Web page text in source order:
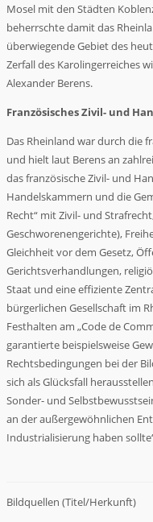
Mosel mit den Städten
beherrschte damit das
überwiegende Gebiet des
Zerfall des Karolingerreiches
Alexander Berens.
Französisches Zivil- und
Das Rheinland war durch die
und hielt laut Berens an
das französische Zivil- und
Handelskammern und die
Recht“ mit Zivil- und
Geschworenengerichte),
Gleichheit vor dem Gesetz,
Gerichtsverhandlungen,
Staat und eine effiziente
bürgerlichen Gesellschaft im
Festhalten am „Code de
garantierte beispielsweise
Rechtsbedingungen bei der
sich als Glücksfall
Sonder- und
an der außergewöhnlichen
Industrialisierung haben
Bildquellen (Titel/Herkunft)